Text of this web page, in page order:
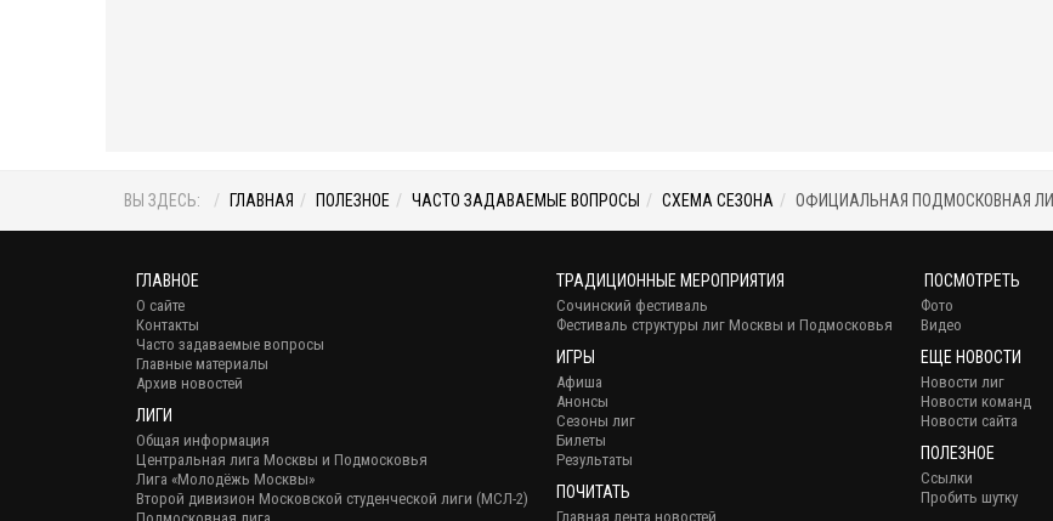
ВЫ ЗДЕСЬ: ГЛАВНАЯ ПОЛЕЗНОЕ ЧАСТО ЗАДАВАЕМЫЕ ВОПРОСЫ СХЕМА СЕЗОНА ОФИЦИАЛЬНАЯ ПОДМОСКОВНАЯ
ГЛАВНОЕ
О сайте
Контакты
Часто задаваемые вопросы
Главные материалы
Архив новостей
ЛИГИ
Общая информация
Центральная лига Москвы и Подмосковья
Лига «Молодёжь Москвы»
Второй дивизион Московской студенческой лиги (МСЛ-2)
ТРАДИЦИОННЫЕ МЕРОПРИЯТИЯ
Сочинский фестиваль
Фестиваль структуры лиг Москвы и Подмосковья
ИГРЫ
Афиша
Анонсы
Сезоны лиг
Билеты
Результаты
ПОЧИТАТЬ
Главная лента новостей
ПОСМОТРЕТЬ
Фото
Видео
ЕЩЕ НОВОСТИ
Новости лиг
Новости команд
Новости сайта
ПОЛЕЗНОЕ
Ссылки
Пробить шутку